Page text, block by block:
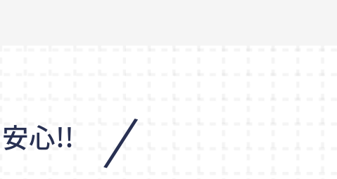
心!! /